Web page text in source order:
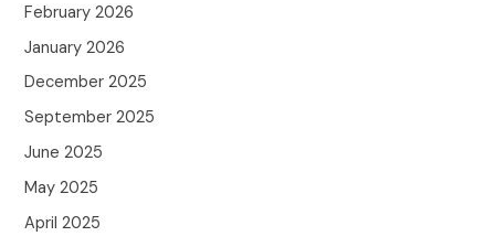
February 2026
January 2026
December 2025
September 2025
June 2025
May 2025
April 2025